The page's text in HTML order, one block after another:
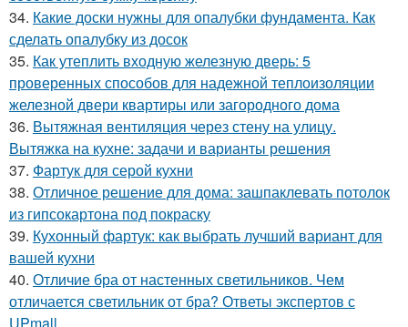
34. Какие доски нужны для опалубки фундамента. Как
сделать опалубку из досок
35. Как утеплить входную железную дверь: 5
проверенных способов для надежной теплоизоляции
железной двери квартиры или загородного дома
36. Вытяжная вентиляция через стену на улицу.
Вытяжка на кухне: задачи и варианты решения
37. Фартук для серой кухни
38. Отличное решение для дома: зашпаклевать потолок
из гипсокартона под покраску
39. Кухонный фартук: как выбрать лучший вариант для
вашей кухни
40. Отличие бра от настенных светильников. Чем
отличается светильник от бра? Ответы экспертов с